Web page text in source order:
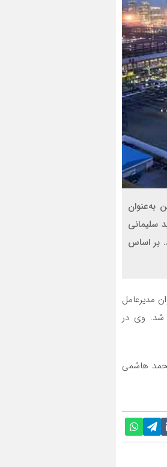
به‌عنوان
سلیمانی
بر اساس
مدیرعامل
شد. وی در
هاشمی